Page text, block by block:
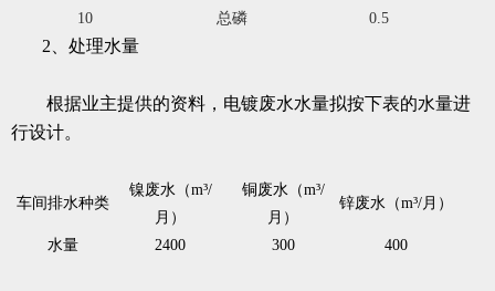
10
总磷 0.5
2、处理水量
根据业主提供的资料，电镀废水水量拟按下表的水量进
行设计。
车间排水种类
镍废水（m³/
月）
铜废水（m³/
月）
锌废水（m³/月）
水量 2400 300 400